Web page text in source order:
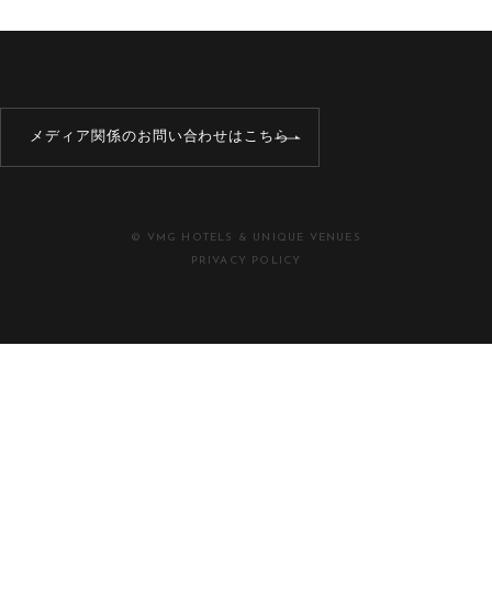
メディア関係のお問い合わせはこちら
© VMG HOTELS & UNIQUE VENUES
PRIVACY POLICY